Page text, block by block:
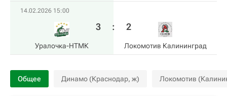
14.02.2026 15:00
Уралочка-НТМК
3 : 2
Локомотив Калининград
Общее Динамо (Краснодар, ж) Локомотив